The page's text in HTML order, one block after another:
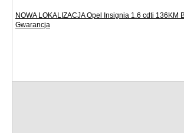
NOWA LOKALIZACJA Opel Insignia 1.6 cdti 136KM
Gwarancja